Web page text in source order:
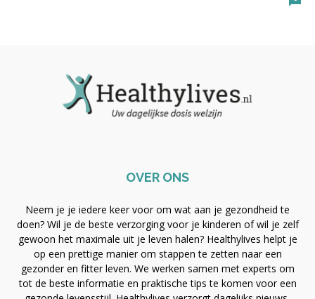
OVER ONS
Neem je je iedere keer voor om wat aan je gezondheid te
doen? Wil je de beste verzorging voor je kinderen of wil je zelf
gewoon het maximale uit je leven halen? Healthylives helpt je
op een prettige manier om stappen te zetten naar een
gezonder en fitter leven. We werken samen met experts om
tot de beste informatie en praktische tips te komen voor een